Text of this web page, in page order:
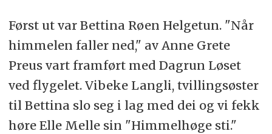
Når til ham i bønn du går
Kan en sådan venn du finne
Som Guds egen kjære sønn?
Bær i gleden som i sorgen
Alle ting til ham i bønn!
Først ut var Bettina Røen Helgetun. "Når
himmelen faller ned," av Anne Grete
Preus vart framført med Dagrun Løset
ved flygelet. Vibeke Langli, tvillingsøster
til Bettina slo seg i lag med dei og vi fekk
høre Elle Melle sin "Himmelhøge sti."